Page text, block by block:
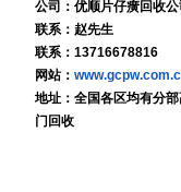
公司：优顺片仔癀回收公
联系：赵先生
联系：13716678816
网站：
地址：全国各区均有分
门回收